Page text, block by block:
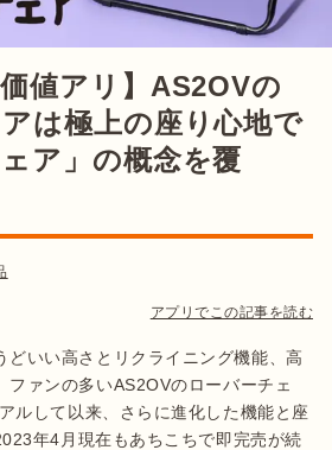
値アリ】AS2OVの
は極上の座り心地で
ア」の概念を覆
アプリでこの記事を読む
どいい高さとリクライニング機能、高
ファンの多いAS2OVのローバーチェ
ルして以来、さらに進化した機能と座
年4月現在もあちこちで即完売が続